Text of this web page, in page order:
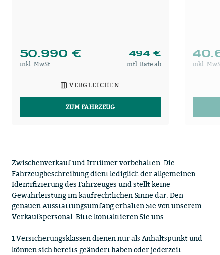
50.990 € 494 €
inkl. MwSt. mtl. Rate ab
VERGLEICHEN
ZUM FAHRZEUG
inkl.
Zwischenverkauf und Irrtümer vorbehalten. Die
Fahrzeugbeschreibung dient lediglich der allgemeinen
Identifizierung des Fahrzeuges und stellt keine
Gewährleistung im kaufrechtlichen Sinne dar. Den
genauen Ausstattungsumfang erhalten Sie von unserem
Verkaufspersonal. Bitte kontaktieren Sie uns.
1Versicherungsklassen dienen nur als Anhaltspunkt und
können sich bereits geändert haben oder jederzeit